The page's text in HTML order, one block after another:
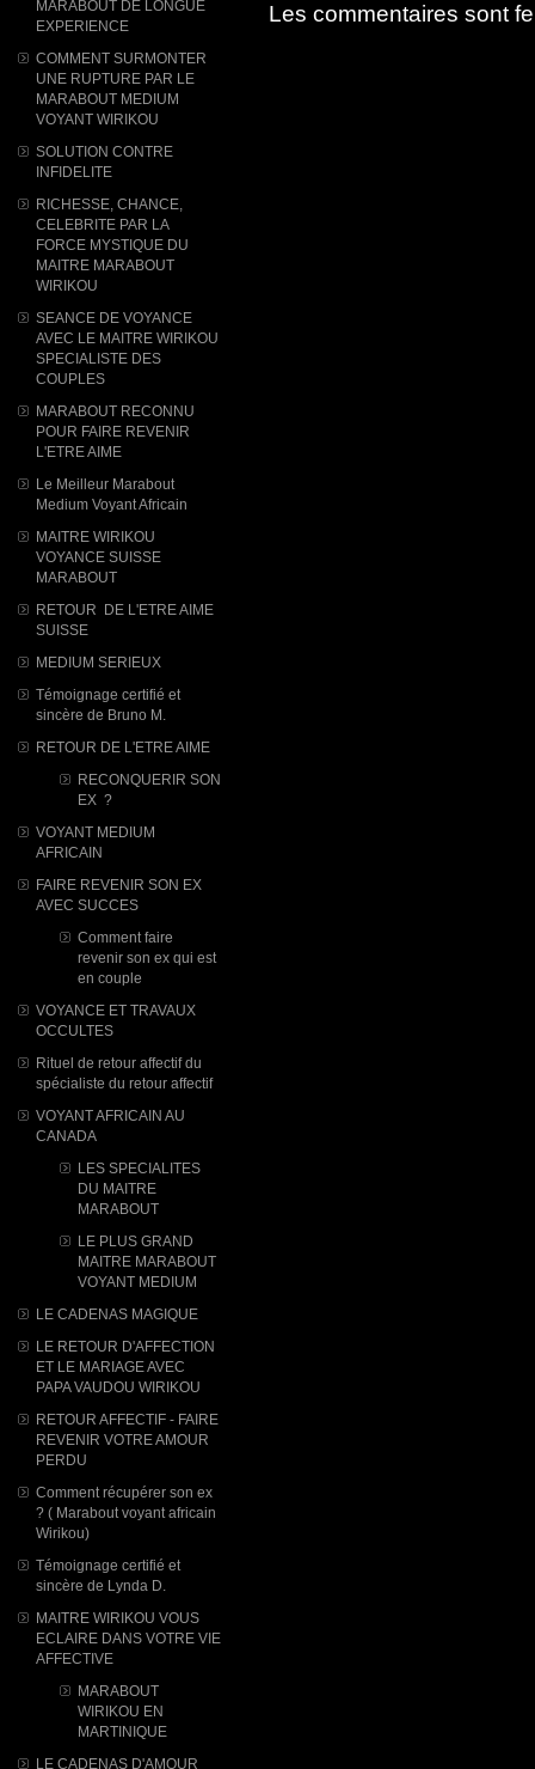
MARABOUT DE LONGUE
EXPERIENCE
COMMENT SURMONTER
UNE RUPTURE PAR LE
MARABOUT MEDIUM
VOYANT WIRIKOU
SOLUTION CONTRE
INFIDELITE
RICHESSE, CHANCE,
CELEBRITE PAR LA
FORCE MYSTIQUE DU
MAITRE MARABOUT
WIRIKOU
SEANCE DE VOYANCE
AVEC LE MAITRE WIRIKOU
SPECIALISTE DES
COUPLES
MARABOUT RECONNU
POUR FAIRE REVENIR
L'ETRE AIME
Le Meilleur Marabout
Medium Voyant Africain
MAITRE WIRIKOU
VOYANCE SUISSE
MARABOUT
RETOUR DE L'ETRE AIME
SUISSE
MEDIUM SERIEUX
Témoignage certifié et
sincère de Bruno M.
RETOUR DE L'ETRE AIME
RECONQUERIR SON
EX ?
VOYANT MEDIUM
AFRICAIN
FAIRE REVENIR SON EX
AVEC SUCCES
Comment faire
revenir son ex qui est
en couple
VOYANCE ET TRAVAUX
OCCULTES
Rituel de retour affectif du
spécialiste du retour affectif
VOYANT AFRICAIN AU
CANADA
LES SPECIALITES
DU MAITRE
MARABOUT
LE PLUS GRAND
MAITRE MARABOUT
VOYANT MEDIUM
LE CADENAS MAGIQUE
LE RETOUR D'AFFECTION
ET LE MARIAGE AVEC
PAPA VAUDOU WIRIKOU
RETOUR AFFECTIF - FAIRE
REVENIR VOTRE AMOUR
PERDU
Comment récupérer son ex
? ( Marabout voyant africain
Wirikou)
Témoignage certifié et
sincère de Lynda D.
MAITRE WIRIKOU VOUS
ECLAIRE DANS VOTRE VIE
AFFECTIVE
MARABOUT
WIRIKOU ​EN
MARTINIQUE
LE CADENAS D'AMOUR
Les commentaires sont